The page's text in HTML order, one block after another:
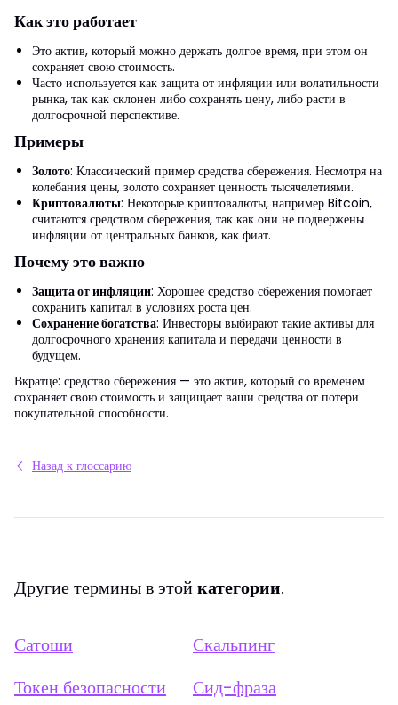
Как это работает
Это актив, который можно держать долгое время, при этом он
сохраняет свою стоимость.
Часто используется как защита от инфляции или волатильности
рынка, так как склонен либо сохранять цену, либо расти в
долгосрочной перспективе.
Примеры
Золото: Классический пример средства сбережения. Несмотря на
колебания цены, золото сохраняет ценность тысячелетиями.
Криптовалюты: Некоторые криптовалюты, например Bitcoin,
считаются средством сбережения, так как они не подвержены
инфляции от центральных банков, как фиат.
Почему это важно
Защита от инфляции: Хорошее средство сбережения помогает
сохранить капитал в условиях роста цен.
Сохранение богатства: Инвесторы выбирают такие активы для
долгосрочного хранения капитала и передачи ценности в
будущем.
Вкратце: средство сбережения — это актив, который со временем
сохраняет свою стоимость и защищает ваши средства от потери
покупательной способности.
Назад к глоссарию
Другие термины в этойкатегории.
Сатоши
Скальпинг
Токен безопасности
Сид-фраза